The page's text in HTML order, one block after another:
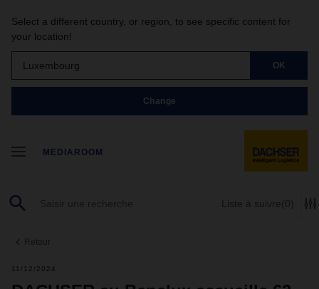
Select a different country, or region, to see specific content for
your location!
Luxembourg OK
Change
MEDIAROOM
Liste à suivre(0)
Retour
11/12/2024